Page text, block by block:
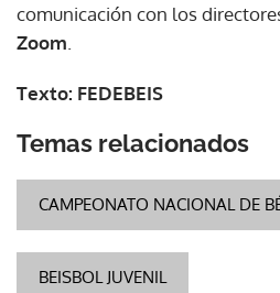
comunicación con los
Zoom
Texto: FEDEBEIS
Temas relacionados
CAMPEONATO NACIONAL DE
BEISBOL JUVENIL